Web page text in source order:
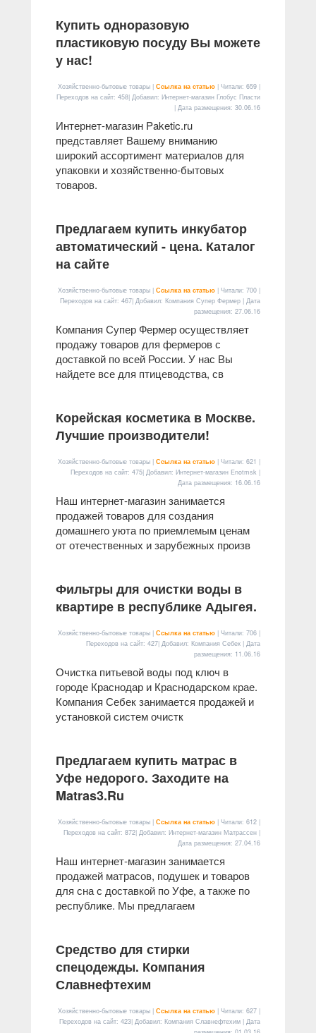
Купить одноразовую
пластиковую посуду Вы можете
у нас!
Хозяйственно-бытовые товары | Ссылка на статью | Читали: 659 |
Переходов на сайт: 458| Добавил: Интернет-магазин Глобус Пласти
| Дата размещения: 30.06.16
Интернет-магазин Paketic.ru
представляет Вашему вниманию
широкий ассортимент материалов для
упаковки и хозяйственно-бытовых
товаров.
Предлагаем купить инкубатор
автоматический - цена. Каталог
на сайте
Хозяйственно-бытовые товары | Ссылка на статью | Читали: 700 |
Переходов на сайт: 467| Добавил: Компания Супер Фермер | Дата
размещения: 27.06.16
Компания Супер Фермер осуществляет
продажу товаров для фермеров с
доставкой по всей России. У нас Вы
найдете все для птицеводства, св
Корейская косметика в Москве.
Лучшие производители!
Хозяйственно-бытовые товары | Ссылка на статью | Читали: 621 |
Переходов на сайт: 475| Добавил: Интернет-магазин Enotmsk |
Дата размещения: 16.06.16
Наш интернет-магазин занимается
продажей товаров для создания
домашнего уюта по приемлемым ценам
от отечественных и зарубежных произв
Фильтры для очистки воды в
квартире в республике Адыгея.
Хозяйственно-бытовые товары | Ссылка на статью | Читали: 706 |
Переходов на сайт: 427| Добавил: Компания Себек | Дата
размещения: 11.06.16
Очистка питьевой воды под ключ в
городе Краснодар и Краснодарском крае.
Компания Себек занимается продажей и
установкой систем очистк
Предлагаем купить матрас в
Уфе недорого. Заходите на
Matras3.Ru
Хозяйственно-бытовые товары | Ссылка на статью | Читали: 612 |
Переходов на сайт: 872| Добавил: Интернет-магазин Матрассен |
Дата размещения: 27.04.16
Наш интернет-магазин занимается
продажей матрасов, подушек и товаров
для сна с доставкой по Уфе, а также по
республике. Мы предлагаем
Средство для стирки
спецодежды. Компания
Славнефтехим
Хозяйственно-бытовые товары | Ссылка на статью | Читали: 627 |
Переходов на сайт: 423| Добавил: Компания Славнефтехим | Дата